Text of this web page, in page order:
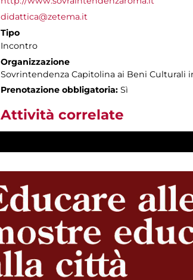
didattica@zetema.it
Tipo
Incontro
Organizzazione
Sovrintendenza Capitolina ai Beni Culturali
Prenotazione obbligatoria: Sì
Attività correlate